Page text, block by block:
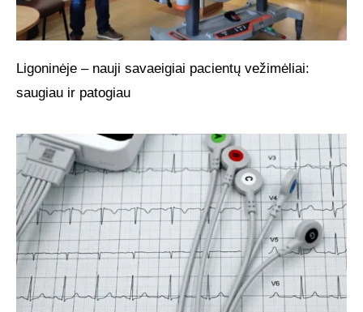
Ligoninėje – nauji savaeigiai pacientų vežimėliai:
saugiau ir patogiau